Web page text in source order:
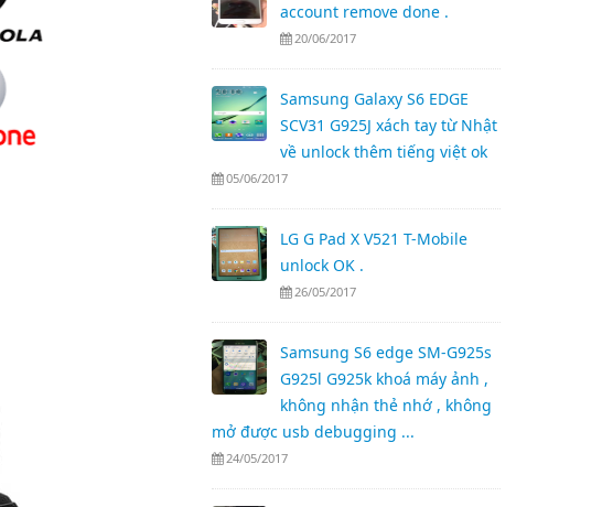
account remove done .
20/06/2017
Samsung Galaxy S6 EDGE
SCV31 G925J xách tay từ Nhật
về unlock thêm tiếng việt ok
05/06/2017
LG G Pad X V521 T-Mobile
unlock OK .
26/05/2017
Samsung S6 edge SM-G925s
G925l G925k khoá máy ảnh ,
không nhận thẻ nhớ , không
mở được usb debugging ...
24/05/2017